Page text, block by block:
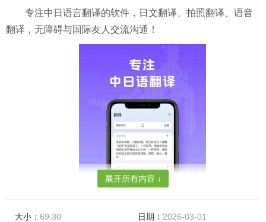
专注中日语言翻译的软件，日文翻译、拍照翻译、语音
翻译，无障碍与国际友人交流沟通！
展开所有内容 ↓
大小： 69.30 日期： 2026-03-01